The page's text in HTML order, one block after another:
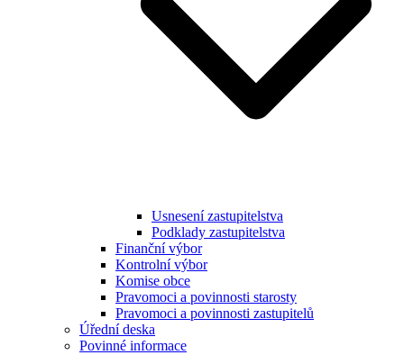
Usnesení zastupitelstva
Podklady zastupitelstva
Finanční výbor
Kontrolní výbor
Komise obce
Pravomoci a povinnosti starosty
Pravomoci a povinnosti zastupitelů
Úřední deska
Povinné informace